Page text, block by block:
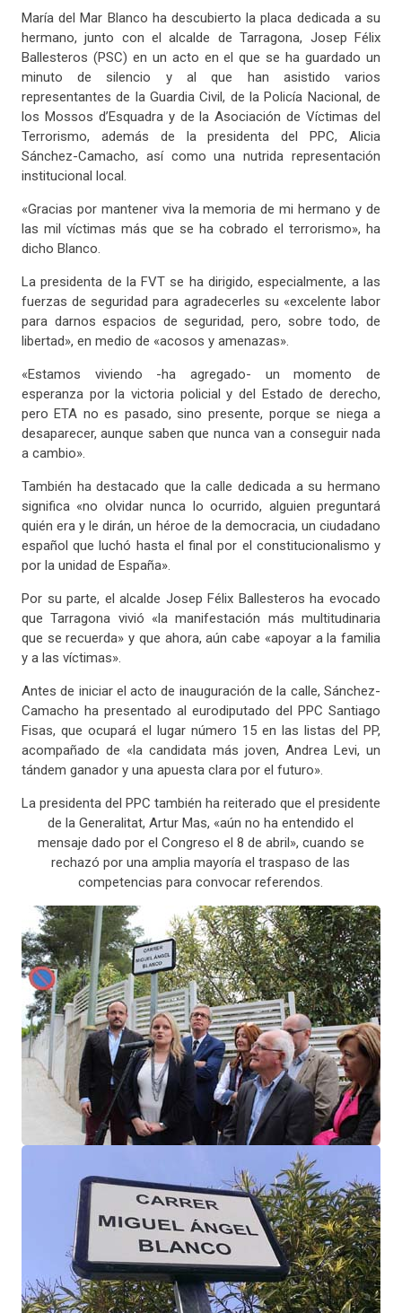
María del Mar Blanco ha descubierto la placa dedicada a su
hermano, junto con el alcalde de Tarragona, Josep Félix
Ballesteros (PSC) en un acto en el que se ha guardado un
minuto de silencio y al que han asistido varios
representantes de la Guardia Civil, de la Policía Nacional, de
los Mossos d’Esquadra y de la Asociación de Víctimas del
Terrorismo, además de la presidenta del PPC, Alicia
Sánchez-Camacho, así como una nutrida representación
institucional local.
«Gracias por mantener viva la memoria de mi hermano y de
las mil víctimas más que se ha cobrado el terrorismo», ha
dicho Blanco.
La presidenta de la FVT se ha dirigido, especialmente, a las
fuerzas de seguridad para agradecerles su «excelente labor
para darnos espacios de seguridad, pero, sobre todo, de
libertad», en medio de «acosos y amenazas».
«Estamos viviendo -ha agregado- un momento de
esperanza por la victoria policial y del Estado de derecho,
pero ETA no es pasado, sino presente, porque se niega a
desaparecer, aunque saben que nunca van a conseguir nada
a cambio».
También ha destacado que la calle dedicada a su hermano
significa «no olvidar nunca lo ocurrido, alguien preguntará
quién era y le dirán, un héroe de la democracia, un ciudadano
español que luchó hasta el final por el constitucionalismo y
por la unidad de España».
Por su parte, el alcalde Josep Félix Ballesteros ha evocado
que Tarragona vivió «la manifestación más multitudinaria
que se recuerda» y que ahora, aún cabe «apoyar a la familia
y a las víctimas».
Antes de iniciar el acto de inauguración de la calle, Sánchez-
Camacho ha presentado al eurodiputado del PPC Santiago
Fisas, que ocupará el lugar número 15 en las listas del PP,
acompañado de «la candidata más joven, Andrea Levi, un
tándem ganador y una apuesta clara por el futuro».
La presidenta del PPC también ha reiterado que el presidente
de la Generalitat, Artur Mas, «aún no ha entendido el
mensaje dado por el Congreso el 8 de abril», cuando se
rechazó por una amplia mayoría el traspaso de las
competencias para convocar referendos.